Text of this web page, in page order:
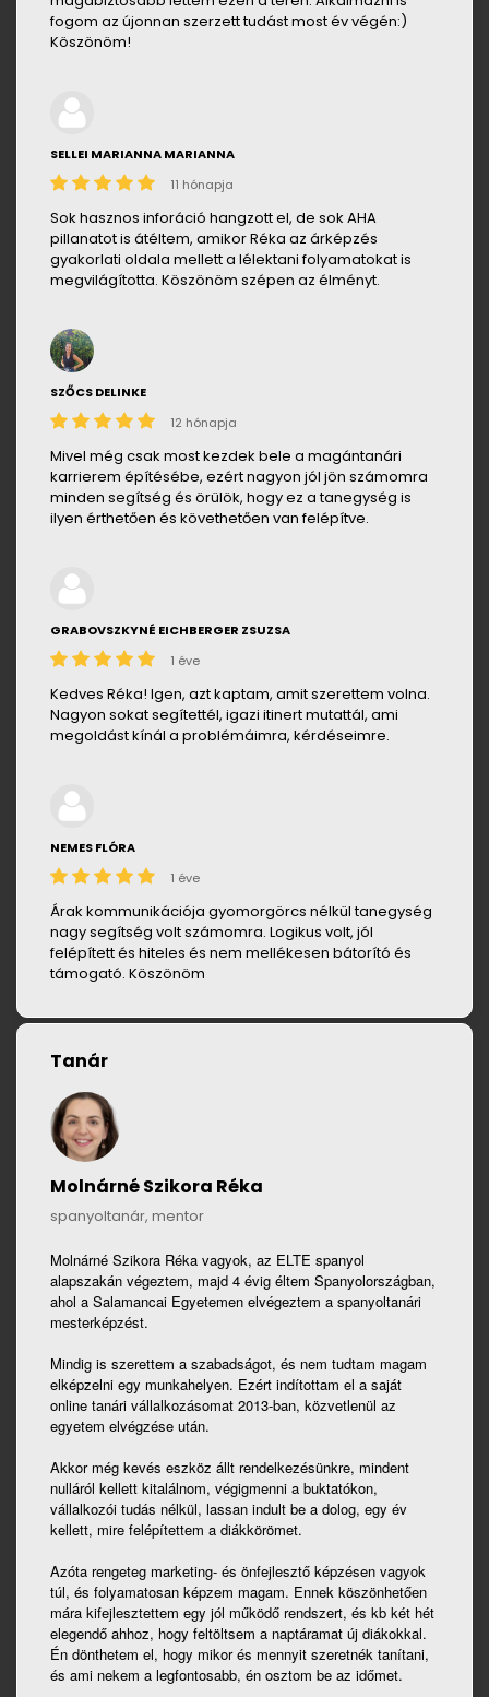
fogom az újonnan szerzett tudást most év végén:)
Köszönöm!
SELLEI MARIANNA MARIANNA
11 hónapja
Sok hasznos inforáció hangzott el, de sok AHA
pillanatot is átéltem, amikor Réka az árképzés
gyakorlati oldala mellett a lélektani folyamatokat is
megvilágította. Köszönöm szépen az élményt.
SZŐCS DELINKE
12 hónapja
Mivel még csak most kezdek bele a magántanári
karrierem építésébe, ezért nagyon jól jön számomra
minden segítség és örülök, hogy ez a tanegység is
ilyen érthetően és követhetően van felépítve.
GRABOVSZKYNÉ EICHBERGER ZSUZSA
1 éve
Kedves Réka! Igen, azt kaptam, amit szerettem volna.
Nagyon sokat segítettél, igazi itinert mutattál, ami
megoldást kínál a problémáimra, kérdéseimre.
NEMES FLÓRA
1 éve
Árak kommunikációja gyomorgörcs nélkül tanegység
nagy segítség volt számomra. Logikus volt, jól
felépített és hiteles és nem mellékesen bátorító és
támogató. Köszönöm
Tanár
Molnárné Szikora Réka
spanyoltanár, mentor
Molnárné Szikora Réka vagyok, az ELTE spanyol
alapszakán végeztem, majd 4 évig éltem Spanyolországban,
ahol a Salamancai Egyetemen elvégeztem a spanyoltanári
mesterképzést.
Mindig is szerettem a szabadságot, és nem tudtam magam
elképzelni egy munkahelyen. Ezért indítottam el a saját
online tanári vállalkozásomat 2013-ban, közvetlenül az
egyetem elvégzése után.
Akkor még kevés eszköz állt rendelkezésünkre, mindent
nulláról kellett kitalálnom, végigmenni a buktatókon,
vállalkozói tudás nélkül, lassan indult be a dolog, egy év
kellett, mire felépítettem a diákkörömet.
Azóta rengeteg marketing- és önfejlesztő képzésen vagyok
túl, és folyamatosan képzem magam. Ennek köszönhetően
mára kifejlesztettem egy jól működő rendszert, és kb két hét
elegendő ahhoz, hogy feltöltsem a naptáramat új diákokkal.
Én dönthetem el, hogy mikor és mennyit szeretnék tanítani,
és ami nekem a legfontosabb, én osztom be az időmet.